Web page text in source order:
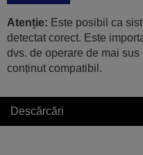
Atenție: Este posibil ca
detectat corect. Este
dvs. de operare de mai
conținut compatibil.
Descărcări